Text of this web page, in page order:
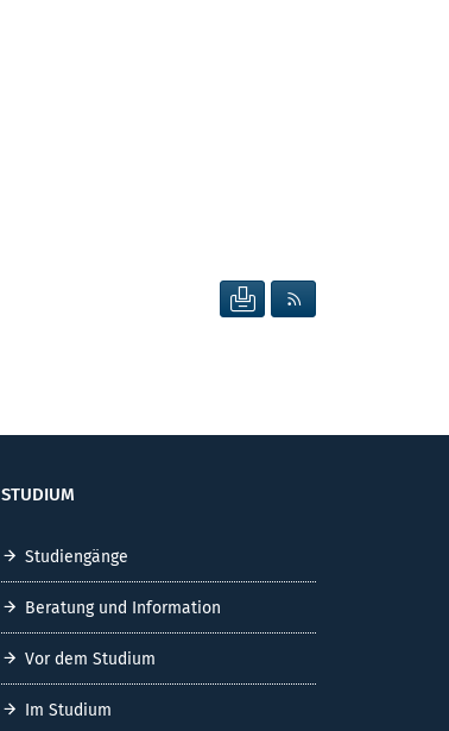
SEITE DRUCKEN
STUDIUM
Studiengänge
Beratung und Information
Vor dem Studium
Im Studium